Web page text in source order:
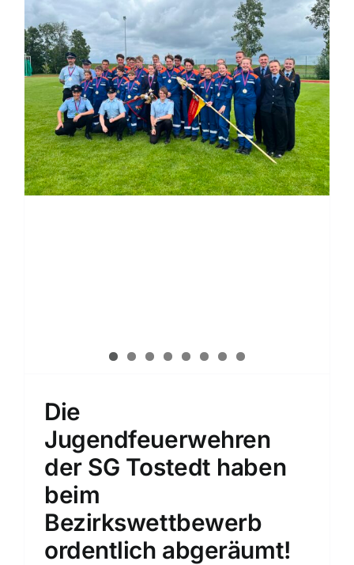
Die
Jugendfeuerwehren
der SG Tostedt haben
beim
Bezirkswettbewerb
ordentlich abgeräumt!